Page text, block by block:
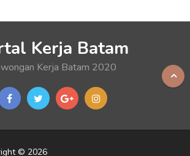
Kerja Batam
Kerja Batam 2020
© 2026